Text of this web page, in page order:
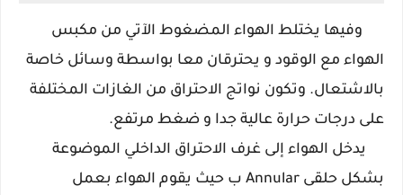
وفيها يختلط الهواء المضغوط الآتي من مكبس
الهواء مع الوقود و يحترقان معا بواسطة وسائل خاصة
بالاشتعال. وتكون نواتج الاحتراق من الغازات المختلفة
على درجات حرارة عالية جدا و ضغط مرتفع.
يدخل الهواء إلى غرف الاحتراق الداخلي الموضوعة
بشكل حلقى Annular ب حيث يقوم الهواء بعمل